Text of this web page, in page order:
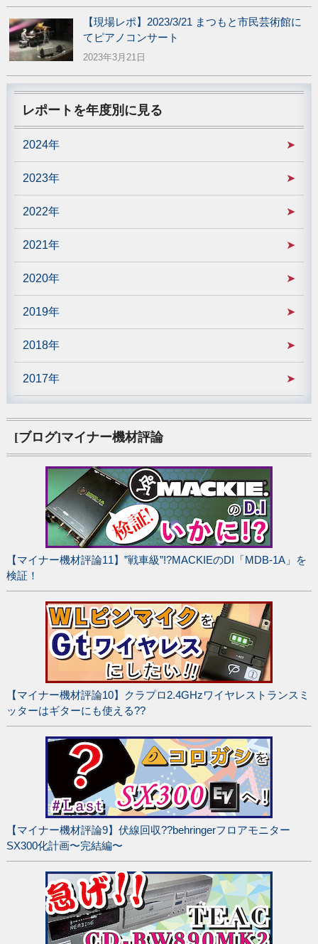
【現場レポ】2023/3/21 まつもと市民芸術館に
てピアノコンサート
2023年3月21日
レポートを年度別に見る
2024年
2023年
2022年
2021年
2020年
2019年
2018年
2017年
[ブログ]マイナー機材評論
【マイナー機材評論11】”戦車級”!?MACKIEのDI「MDB-1A」を
検証！
【マイナー機材評論10】クラプロ2.4GHzワイヤレストランスミ
ッターはギターにも使える??
【マイナー機材評論9】伏線回収??behringerフロアモニター
SX300化計画〜完結編〜